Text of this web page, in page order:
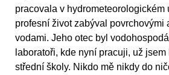
pracovala v hydrometeorologickém
profesní život zabýval povrchovými
vodami. Jeho otec byl
laboratoři, kde nyní pracuji, už
střední školy. Nikdo mě nikdy do